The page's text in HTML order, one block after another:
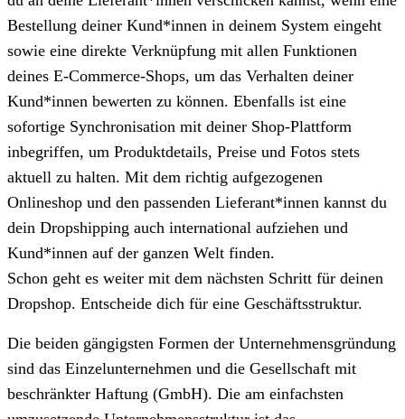
Bestellung deiner Kund*innen in deinem System eingeht
sowie eine direkte Verknüpfung mit allen Funktionen
deines E-Commerce-Shops, um das Verhalten deiner
Kund*innen bewerten zu können. Ebenfalls ist eine
sofortige Synchronisation mit deiner Shop-Plattform
inbegriffen, um Produktdetails, Preise und Fotos stets
aktuell zu halten. Mit dem richtig aufgezogenen
Onlineshop und den passenden Lieferant*innen kannst du
dein Dropshipping auch international aufziehen und
Kund*innen auf der ganzen Welt finden.
Schon geht es weiter mit dem nächsten Schritt für deinen
Dropshop. Entscheide dich für eine Geschäftsstruktur.
Die beiden gängigsten Formen der Unternehmensgründung
sind das Einzelunternehmen und die Gesellschaft mit
beschränkter Haftung (GmbH). Die am einfachsten